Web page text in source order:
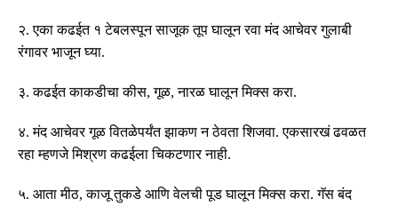
२.एका कढईत १ टेबलस्पून साजूक तूप घालून रवा मंद आचेवर गुलाबी
रंगावर भाजून घ्या.
३.कढईत काकडीचा कीस,गूळ,नारळ घालून मिक्स करा.
४.मंद आचेवर गूळ वितळेपर्यंत झाकण न ठेवता शिजवा.एकसारखं ढवळत
रहा म्हणजे मिश्रण कढईला चिकटणार नाही.
५. आता मीठ,काजू तुकडे आणि वेलची पूड घालून मिक्स करा.गॅस बंद